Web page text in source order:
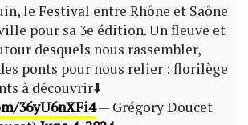
le Festival entre Rhône et Saône
pour sa 3e édition. Un fleuve et
desquels nous rassembler,
ponts pour nous relier : florilège
à découvrir⬇️
36yU6nXFi4— Grégory Doucet